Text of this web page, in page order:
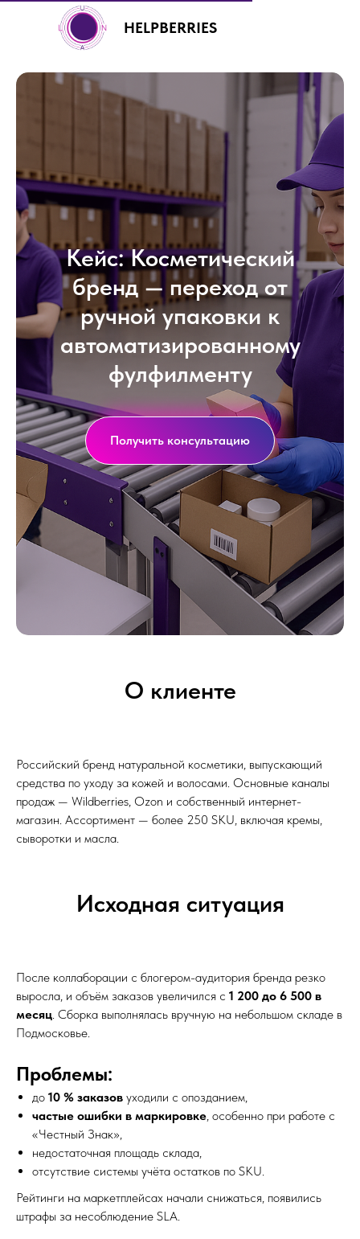
HELPBERRIES
Кейс: Косметический
бренд — переход от
ручной упаковки к
автоматизированному
фулфилменту
Получить консультацию
О клиенте
Российский бренд натуральной косметики, выпускающий
средства по уходу за кожей и волосами. Основные каналы
продаж — Wildberries, Ozon и собственный интернет-
магазин. Ассортимент — более 250 SKU, включая кремы,
сыворотки и масла.
Исходная ситуация
После коллаборации с блогером-аудитория бренда резко
выросла, и объём заказов увеличился с 1 200 до 6 500 в
месяц. Сборка выполнялась вручную на небольшом складе в
Подмосковье.
Проблемы:
до 10 % заказов уходили с опозданием,
частые ошибки в маркировке, особенно при работе с
«Честный Знак»,
недостаточная площадь склада,
отсутствие системы учёта остатков по SKU.
Рейтинги на маркетплейсах начали снижаться, появились
штрафы за несоблюдение SLA.